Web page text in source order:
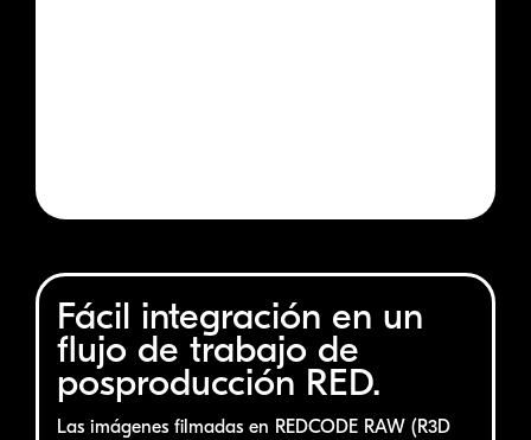
Fácil integración en un
flujo de trabajo de
posproducción RED.
Las imágenes filmadas en REDCODE RAW (R3D